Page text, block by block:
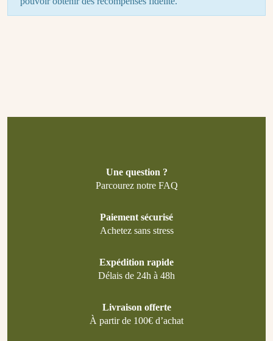
Une question ?
Parcourez notre FAQ
Paiement sécurisé
Achetez sans stress
Expédition rapide
Délais de 24h à 48h
Livraison offerte
À partir de 100€ d’achat